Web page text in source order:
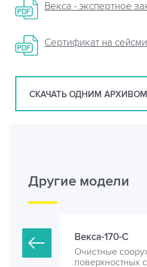
Векса - экспертное
Сертификат на
СКАЧАТЬ ОДНИМ АРХИВОМ
Другие модели
Векса-170-С
Очистные
поверхностных